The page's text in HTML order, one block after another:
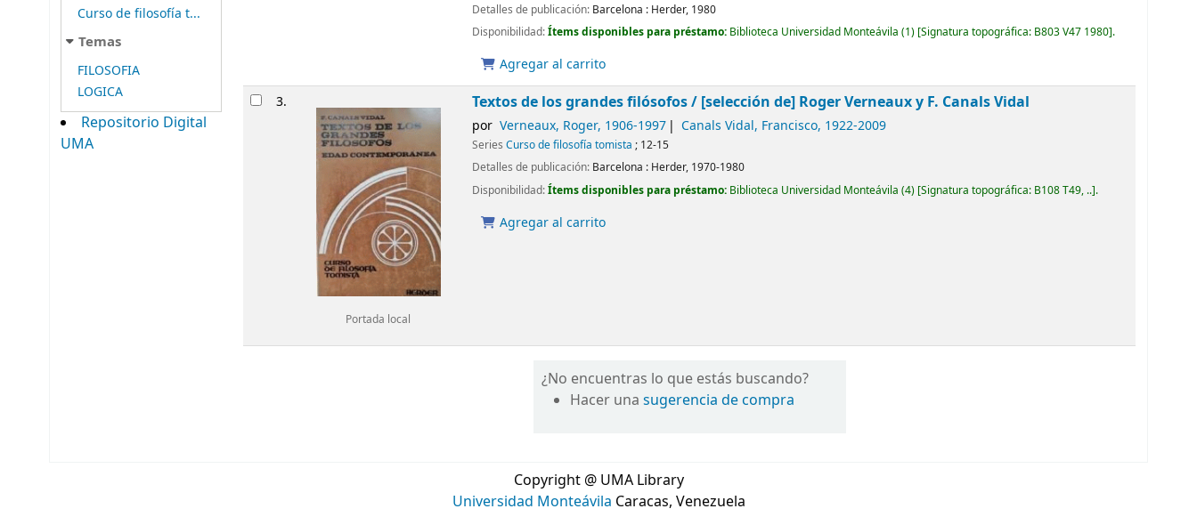
Curso de filosofía t...
Temas
FILOSOFIA
LOGICA
Repositorio Digital
UMA
Detalles de publicación: Barcelona : Herder, 1980
Disponibilidad:Ítems disponibles para préstamo: Biblioteca Universidad Monteávila (1) Signatura topográfica: B803 V47 1980 .
Agregar al carrito
3.
Portada local
Textos de los grandes filósofos / [selección de] Roger Verneaux y F. Canals Vidal
por Verneaux, Roger, 1906-1997 Canals Vidal, Francisco, 1922-2009
SeriesCurso de filosofía tomista ; 12-15
Detalles de publicación: Barcelona : Herder, 1970-1980
Disponibilidad:Ítems disponibles para préstamo: Biblioteca Universidad Monteávila (4) Signatura topográfica: B108 T49, .. .
Agregar al carrito
¿No encuentras lo que estás buscando?
Hacer unasugerencia de compra
Copyright @ UMA Library
Universidad Monteávila Caracas, Venezuela